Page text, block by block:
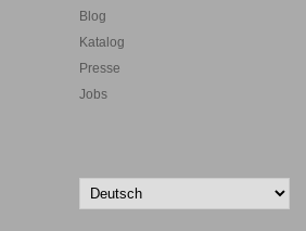
Blog
Katalog
Presse
Jobs